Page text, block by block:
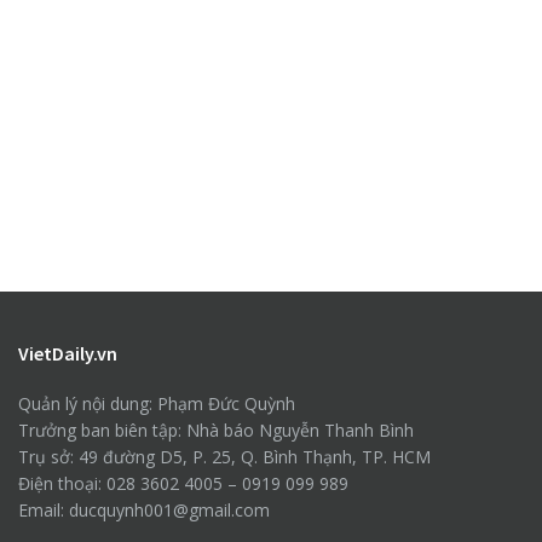
VietDaily.vn
Quản lý nội dung: Phạm Đức Quỳnh
Trưởng ban biên tập: Nhà báo Nguyễn Thanh Bình
Trụ sở: 49 đường D5, P. 25, Q. Bình Thạnh, TP. HCM
Điện thoại: 028 3602 4005 – 0919 099 989
Email: ducquynh001@gmail.com